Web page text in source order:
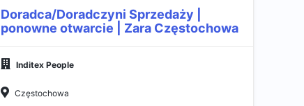
Doradca/Doradczyni Sprzedaży |
ponowne otwarcie | Zara Częstochowa
Inditex People
Częstochowa